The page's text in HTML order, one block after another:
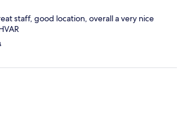
staff, good location, overall a very nice